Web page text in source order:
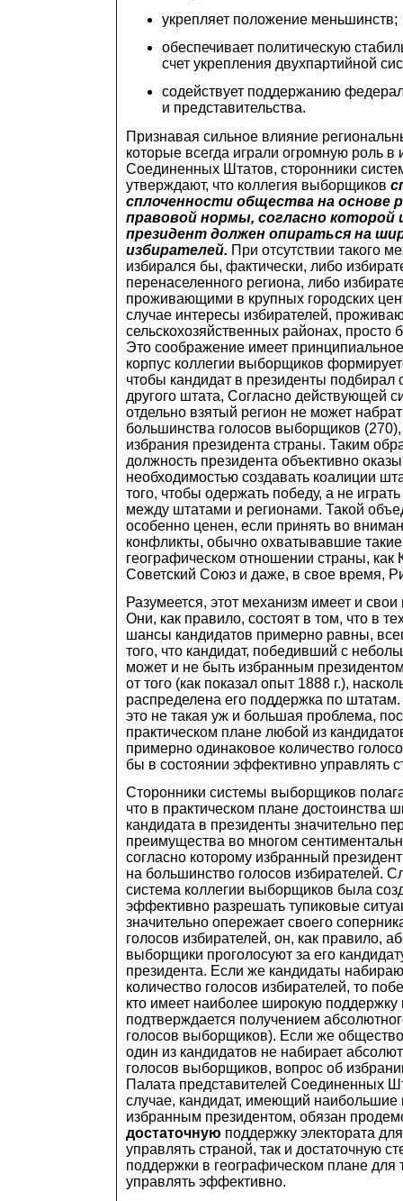
укрепляет положение меньшинств;
обеспечивает политическую
счет укрепления двухпартийной
содействует поддержанию
и представительства.
Признавая сильное влияние
которые всегда играли огромную роль в
Соединенных Штатов, сторонники
утверждают, что коллегия выборщиков
сплоченности общества на основе
правовой нормы, согласно которой
президент должен опираться на
избирателей. При отсутствии такого
избирался бы, фактически, либо
перенаселенного региона, либо
проживающими в крупных городских
случае интересы избирателей,
сельскохозяйственных районах, просто
Это соображение имеет
корпус коллегии выборщиков
чтобы кандидат в президенты подбирал
другого штата, Согласно действующей
отдельно взятый регион не может
большинства голосов выборщиков
избрания президента страны. Таким
должность президента объективно
необходимостью создавать коалиции
того, чтобы одержать победу, а не
между штатами и регионами. Такой
особенно ценен, если принять во
конфликты, обычно охватывавшие
географическом отношении страны, как
Советский Союз и даже, в свое время,
Разумеется, этот механизм имеет и
Они, как правило, состоят в том, что в
шансы кандидатов примерно равны,
того, что кандидат, победивший с
может и не быть избранным
от того (как показал опыт 1888 г.),
распределена его поддержка по
это не такая уж и большая проблема,
практическом плане любой из
примерно одинаковое количество
бы в состоянии эффективно управлять
Сторонники системы выборщиков
что в практическом плане достоинства
кандидата в президенты значительно
преимущества во многом
согласно которому избранный
на большинство голосов избирателей.
система коллегии выборщиков была
эффективно разрешать тупиковые
значительно опережает своего
голосов избирателей, он, как правило,
выборщики проголосуют за его
президента. Если же кандидаты
количество голосов избирателей, то
кто имеет наиболее широкую поддержку
подтверждается получением
голосов выборщиков). Если же
один из кандидатов не набирает
голосов выборщиков, вопрос об
Палата представителей Соединенных
случае, кандидат, имеющий
избранным президентом, обязан
достаточную поддержку электората
управлять страной, так и достаточную
поддержки в географическом плане для
управлять эффективно.